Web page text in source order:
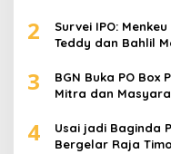
2
Survei IPO:
Teddy dan Bahlil
3
BGN Buka PO Box
Mitra dan
4
Usai jadi Baginda
Bergelar Raja